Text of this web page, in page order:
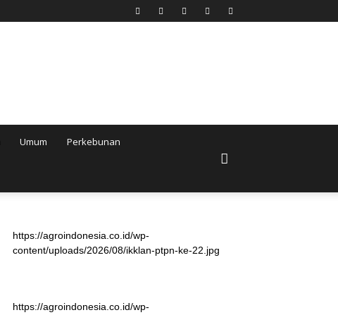
Umum Perkebunan
https://agroindonesia.co.id/wp-
content/uploads/2026/08/ikklan-ptpn-ke-22.jpg
https://agroindonesia.co.id/wp-